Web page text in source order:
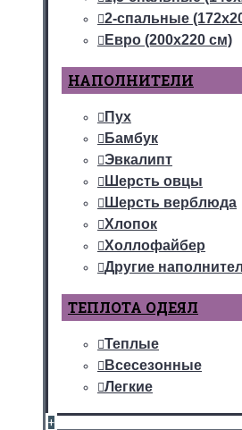
2-спальные
Евро (200х220 см)
НАПОЛНИТЕЛИ
Пух
Бамбук
Эвкалипт
Шерсть овцы
Шерсть верблюда
Хлопок
Холлофайбер
Другие
ТЕПЛОТА ОДЕЯЛ
Теплые
Всесезонные
Легкие
+